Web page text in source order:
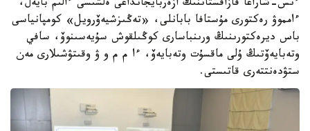
ءىس-شاراعا قازاقستاننىڭ ازەربايجانداعى ەلشىسى ءالىم بايەل،
ءامموۋ رەكتورى مۇستافا بابانلى، «تەڭىزشيەۆرويل» كومپانياسى
باس ديرەكتورىنىڭ ورىنباسارى كوڭىلقوش سۇيەسىنوۆ، سافي
وتەبايەۆتىڭ ۇلى ماقسۇت وتەبايەۆ، ءا م م و ۋ وقىتۋشىلارى مەن
ستۋدەنتتەرى قاتىستى.